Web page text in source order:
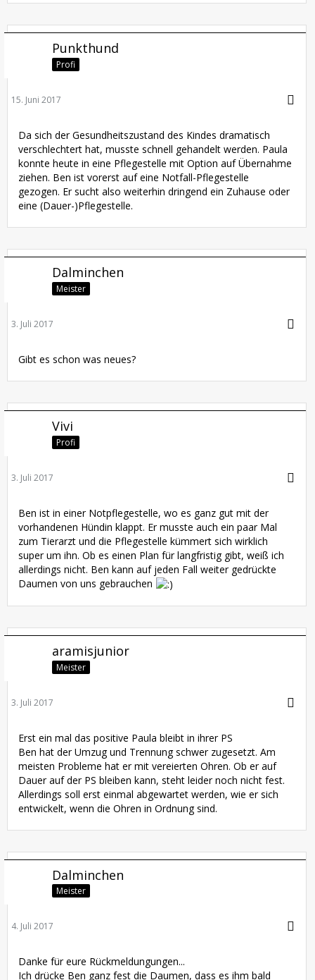
Punkthund
Profi
15. Juni 2017
Da sich der Gesundheitszustand des Kindes dramatisch
verschlechtert hat, musste schnell gehandelt werden. Paula
konnte heute in eine Pflegestelle mit Option auf Übernahme
ziehen. Ben ist vorerst auf eine Notfall-Pflegestelle
gezogen. Er sucht also weiterhin dringend ein Zuhause oder
eine (Dauer-)Pflegestelle.
Dalminchen
Meister
3. Juli 2017
Gibt es schon was neues?
Vivi
Profi
3. Juli 2017
Ben ist in einer Notpflegestelle, wo es ganz gut mit der
vorhandenen Hündin klappt. Er musste auch ein paar Mal
zum Tierarzt und die Pflegestelle kümmert sich wirklich
super um ihn. Ob es einen Plan für langfristig gibt, weiß ich
allerdings nicht. Ben kann auf jeden Fall weiter gedrückte
Daumen von uns gebrauchen
aramisjunior
Meister
3. Juli 2017
Erst ein mal das positive Paula bleibt in ihrer PS
Ben hat der Umzug und Trennung schwer zugesetzt. Am
meisten Probleme hat er mit vereierten Ohren. Ob er auf
Dauer auf der PS bleiben kann, steht leider noch nicht fest.
Allerdings soll erst einmal abgewartet werden, wie er sich
entwickelt, wenn die Ohren in Ordnung sind.
Dalminchen
Meister
4. Juli 2017
Danke für eure Rückmeldungungen...
Ich drücke Ben ganz fest die Daumen, dass es ihm bald